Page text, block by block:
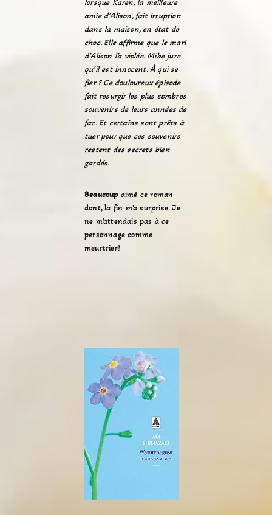
lorsque Karen, la meilleure
amie d’Alison, fait irruption
dans la maison, en état de
choc. Elle affirme que le mari
d’Alison l’a violée. Mike jure
qu’il est innocent. À qui se
fier ? Ce douloureux épisode
fait resurgir les plus sombres
souvenirs de leurs années de
fac. Et certains sont prêts à
tuer pour que ces souvenirs
restent des secrets bien
gardés.
Beaucoup aimé ce roman
dont, la fin m’a surprise. Je
ne m’attendais pas à ce
personnage comme
meurtrier!